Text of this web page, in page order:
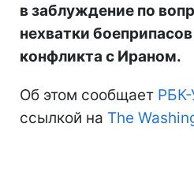
в заблуждение по
нехватки
конфликта с Ираном.
Об этом сообщает РБК-
ссылкой на The